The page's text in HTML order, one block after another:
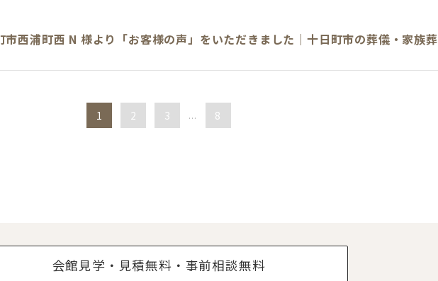
西浦町西 N 様より「お客様の声」をいただきました｜十日町市の葬儀・家族葬
1 2 3 ... 8
会館見学・見積無料・事前相談無料